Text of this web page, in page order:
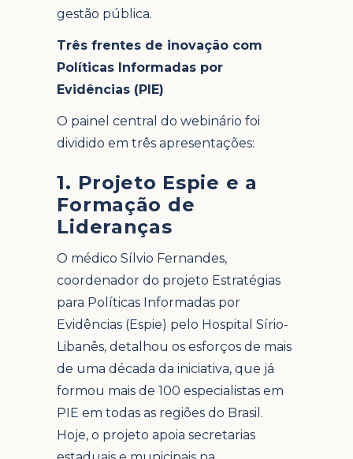
gestão pública.
Três frentes de inovação com
Políticas Informadas por
Evidências (PIE)
O painel central do webinário foi
dividido em três apresentações:
1. Projeto Espie e a
Formação de
Lideranças
O médico Sílvio Fernandes,
coordenador do projeto Estratégias
para Políticas Informadas por
Evidências (Espie) pelo Hospital Sírio-
Libanês, detalhou os esforços de mais
de uma década da iniciativa, que já
formou mais de 100 especialistas em
PIE em todas as regiões do Brasil.
Hoje, o projeto apoia secretarias